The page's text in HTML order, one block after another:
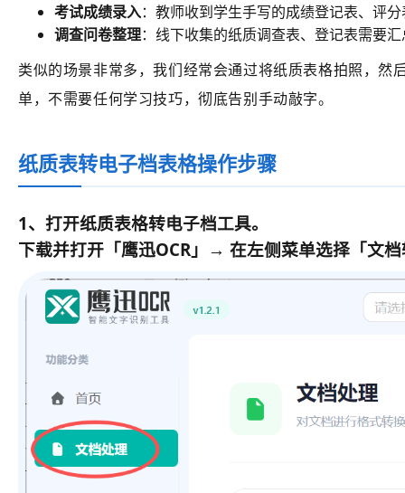
考试成绩录入：教师收到学生手写的成绩登记表、评
调查问卷整理：线下收集的纸质调查表、登记表需要
类似的场景非常多，我们经常会通过将纸质表格拍照，
单，不需要任何学习技巧，彻底告别手动敲字。
纸质表转电子档表格操作步骤
1、打开纸质表格转电子档工具。
下载并打开「鹰迅OCR」→ 在左侧菜单选择「文